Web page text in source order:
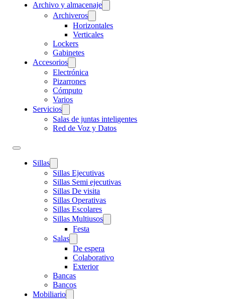
Archivo y almacenaje
Archiveros
Horizontales
Verticales
Lockers
Gabinetes
Accesorios
Electrónica
Pizarrones
Cómputo
Varios
Servicios
Salas de juntas inteligentes
Red de Voz y Datos
Sillas
Sillas Ejecutivas
Sillas Semi ejecutivas
Sillas De visita
Sillas Operativas
Sillas Escolares
Sillas Multiusos
Festa
Salas
De espera
Colaborativo
Exterior
Bancas
Bancos
Mobiliario